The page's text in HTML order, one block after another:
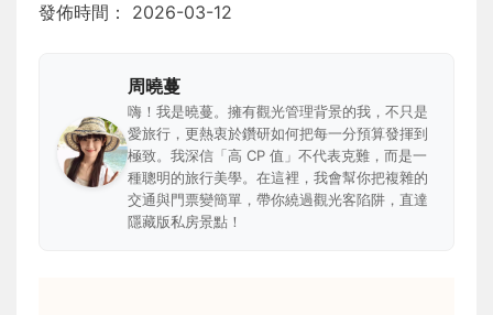
發佈時間： 2026-03-12
周曉蔓
嗨！我是曉蔓。擁有觀光管理背景的我，不只是
愛旅行，更熱衷於鑽研如何把每一分預算發揮到
極致。我深信「高 CP 值」不代表克難，而是一
種聰明的旅行美學。在這裡，我會幫你把複雜的
交通與門票變簡單，帶你繞過觀光客陷阱，直達
隱藏版私房景點！